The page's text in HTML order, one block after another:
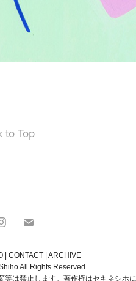
to Top
| CONTACT| ARCHIVE
All Rights Reserved
は禁止します。著作権はセキネシホに